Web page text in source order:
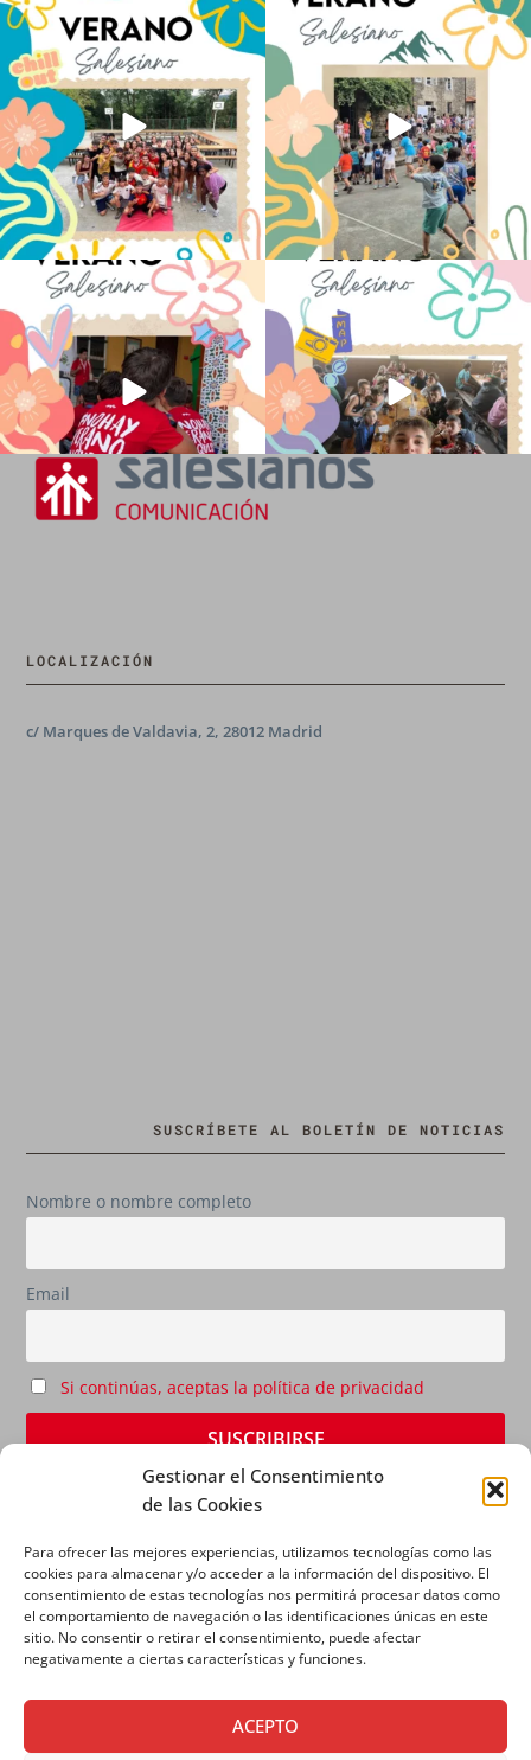
Gestionar el Consentimiento
de las Cookies
Para ofrecer las mejores experiencias, utilizamos tecnologías como las
cookies para almacenar y/o acceder a la información del dispositivo. El
consentimiento de estas tecnologías nos permitirá procesar datos como
el comportamiento de navegación o las identificaciones únicas en este
sitio. No consentir o retirar el consentimiento, puede afectar
negativamente a ciertas características y funciones.
ACEPTO
Los alumnos de 6º de Primaria, 1º y 2º
de la ESO...
145 2
La diversión y la alegría también se han
sentido...
91 0
No hay verano sin que sea Salesiano ❤️
💫 en Luz 4
...
0
viviendo la alegría en el campamento
...
2
LOCALIZACIÓN
c/ Marques de Valdavia, 2, 28012 Madrid
SUSCRÍBETE AL BOLETÍN DE NOTICIAS
Nombre o nombre completo
Email
Si continúas, aceptas la política de privacidad
AVISO LEGAL|POLÍTICA DE PRIVACIDAD|